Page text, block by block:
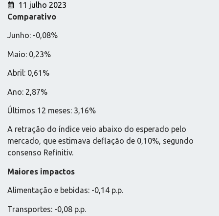
11 julho 2023
Comparativo
Junho: -0,08%
Maio: 0,23%
Abril: 0,61%
Ano: 2,87%
Últimos 12 meses: 3,16%
A retração do índice veio abaixo do esperado pelo
mercado, que estimava deflação de 0,10%, segundo
consenso Refinitiv.
Maiores impactos
Alimentação e bebidas: -0,14 p.p.
Transportes: -0,08 p.p.